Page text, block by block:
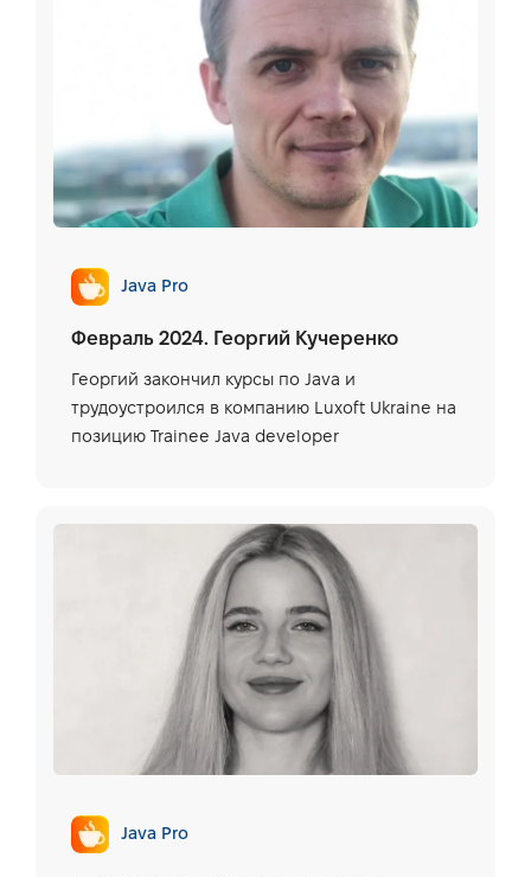
Java Pro
Февраль 2024. Георгий Кучеренко
Георгий закончил курсы по Java и
трудоустроился в компанию Luxoft Ukraine на
позицию Trainee Java developer
Java Pro